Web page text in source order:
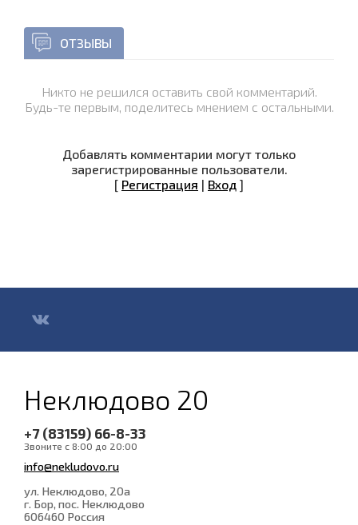
ОТЗЫВЫ
Никто не решился оставить свой комментарий.
Будь-те первым, поделитесь мнением с остальными.
Добавлять комментарии могут только
зарегистрированные пользователи.
[ Регистрация | Вход ]
Неклюдово 20
+7 (83159) 66-8-33
Звоните с 8:00 до 20:00
info@nekludovo.ru
ул. Неклюдово, 20а
г. Бор, пос. Неклюдово
606460 Россия